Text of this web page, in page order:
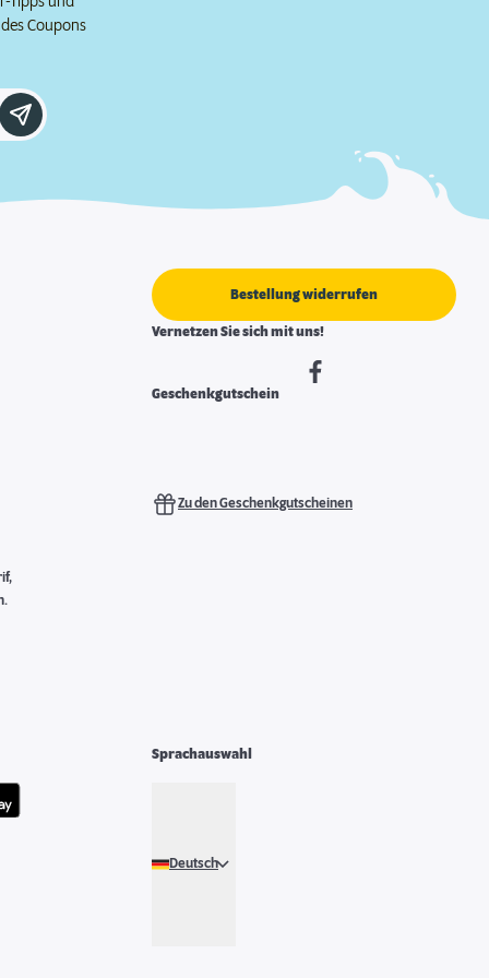
Coupons
Bestellung widerrufen
Vernetzen Sie sich mit uns!
Geschenkgutschein
Zu den Geschenkgutscheinen
Sprachauswahl
Deutsch